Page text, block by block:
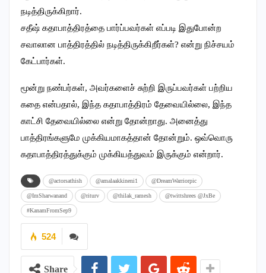
நடித்திருக்கிறார்.
சதீஷ் கதாபாத்திரத்தை பார்ப்பவர்கள் எப்படி இதுபோன்ற
சவாலான பாத்திரத்தில் நடித்திருக்கிறீர்கள்? என்று நிச்சயம்
கேட்பார்கள்.
மூன்று நண்பர்கள், அவர்களைச் சுற்றி இருப்பவர்கள் பற்றிய
கதை என்பதால், இந்த கதாபாத்திரம் தேவையில்லை, இந்த
காட்சி தேவையில்லை என்று தோன்றாது. அனைத்து
பாத்திரங்களுமே முக்கியமாகத்தான் தோன்றும். ஒவ்வொரு
கதாபாத்திரத்துக்கும் முக்கியத்துவம் இருக்கும் என்றார்.
@actorsathish @amalaakkineni1 @DreamWarriorpic
@ImSharwanand @riturv @thilak_ramesh @twittshrees @JxBe
#KanamFromSep9
524
Share